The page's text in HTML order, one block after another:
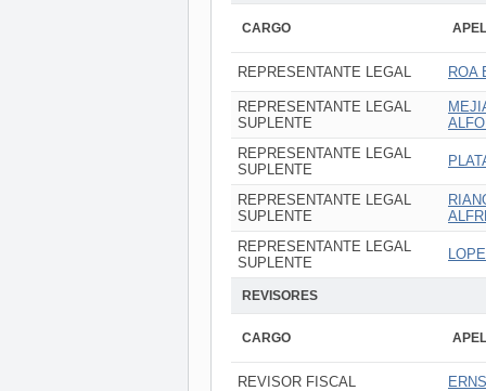
CARGO
REPRESENTANTE LEGAL ROA
REPRESENTANTE LEGAL
SUPLENTE
REPRESENTANTE LEGAL
SUPLENTE
REPRESENTANTE LEGAL
SUPLENTE
REPRESENTANTE LEGAL
SUPLENTE
REVISORES
CARGO
REVISOR FISCAL